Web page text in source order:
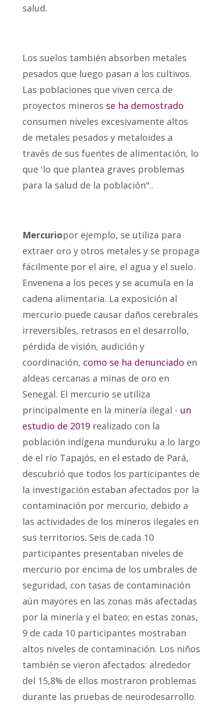
salud.
Los suelos también absorben metales
pesados que luego pasan a los cultivos.
Las poblaciones que viven cerca de
proyectos mineros se ha demostrado
consumen niveles excesivamente altos
de metales pesados y metaloides a
través de sus fuentes de alimentación, lo
que 'lo que plantea graves problemas
para la salud de la población"..
Mercuriopor ejemplo, se utiliza para
extraer oro y otros metales y se propaga
fácilmente por el aire, el agua y el suelo.
Envenena a los peces y se acumula en la
cadena alimentaria. La exposición al
mercurio puede causar daños cerebrales
irreversibles, retrasos en el desarrollo,
pérdida de visión, audición y
coordinación, como se ha denunciado en
aldeas cercanas a minas de oro en
Senegal. El mercurio se utiliza
principalmente en la minería ilegal - un
estudio de 2019realizado con la
población indígena munduruku a lo largo
de el río Tapajós, en el estado de Pará,
descubrió que todos los participantes de
la investigación estaban afectados por la
contaminación por mercurio, debido a
las actividades de los mineros ilegales en
sus territorios. Seis de cada 10
participantes presentaban niveles de
mercurio por encima de los umbrales de
seguridad, con tasas de contaminación
aún mayores en las zonas más afectadas
por la minería y el bateo; en estas zonas,
9 de cada 10 participantes mostraban
altos niveles de contaminación. Los niños
también se vieron afectados: alrededor
del 15,8% de ellos mostraron problemas
durante las pruebas de neurodesarrollo.